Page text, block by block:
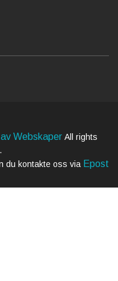
Webskaper All rights
du kontakte oss via Epost